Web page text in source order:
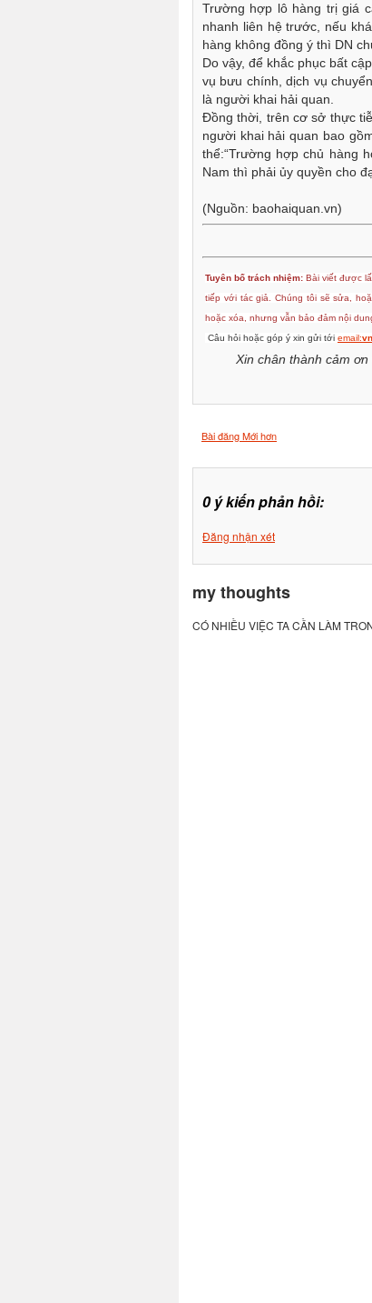
Trường hợp lô hàng trị giá
nhanh liên hệ trước, nếu
hàng không đồng ý thì DN
Do vậy, để khắc phục bất
vụ bưu chính, dịch vụ
là người khai hải quan.
Đồng thời, trên cơ sở thực
người khai hải quan bao
thể:“Trường hợp chủ hàng
Nam thì phải ủy quyền cho
(Nguồn: baohaiquan.vn)
Tuyên bố trách nhiệm:Bài viết được
tiếp với tác giả. Chúng tôi sẽ sửa,
hoặc xóa, nhưng vẫn bảo đảm nội
Câu hỏi hoặc góp ý xin gửi tới email:
Xin chân thành cảm
Bài đăng Mới hơn
0 ý kiến phản hồi:
Đăng nhận xét
my thoughts
CÓ NHIỀU VIỆC TA CẦN LÀM